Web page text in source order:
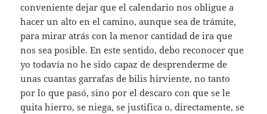
conveniente dejar que el calendario nos obligue a
hacer un alto en el camino, aunque sea de trámite,
para mirar atrás con la menor cantidad de ira que
nos sea posible. En este sentido, debo reconocer que
yo todavía no he sido capaz de desprenderme de
unas cuantas garrafas de bilis hirviente, no tanto
por lo que pasó, sino por el descaro con que se le
quita hierro, se niega, se justifica o, directamente, se